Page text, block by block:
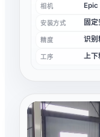
相机 Epic
安装方式 固
精度 识别
工序 上下